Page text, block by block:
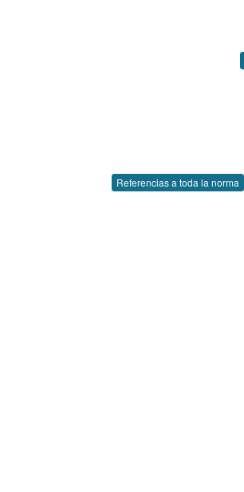
Referencias a toda la norma